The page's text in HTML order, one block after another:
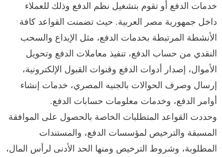
خدمات الدفع أو تقوم بتشغيل نظم الدفع وذلك للعملاء
داخل جمهورية مصر العربية. حيث تضمنت القواعد كافة
الأنشطة المرتبطة بخدمات الدفع، مثل الإيداع والسحب
النقدي من حساب الدفع، تنفيذ معاملات الدفع وتحويل
الأموال، إصدار أدوات الدفع وقنوات القبول الإلكترونية،
إرسال وصرف الحوالات بالجنيه المصري، خدمات إنشاء
أوامر الدفع، وخدمات معلومات حسابات الدفع.
وحددت القواعد المتطلبات الخاصة بالحصول على الموافقة
المسبقة والترخيص لمؤسسات الدفع، والمستندات
المطلوبة، وشروط الترخيص ومنها الحد الأدنى لرأس المال،